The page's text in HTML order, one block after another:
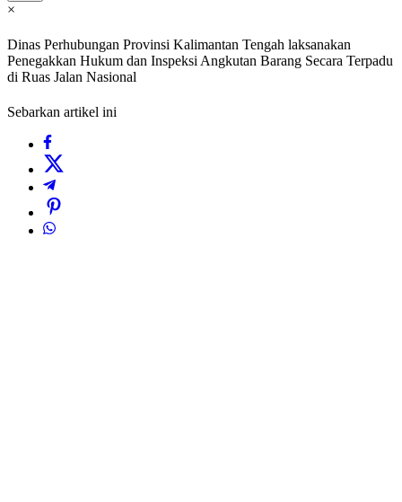
×
Dinas Perhubungan Provinsi Kalimantan Tengah laksanakan
Penegakkan Hukum dan Inspeksi Angkutan Barang Secara Terpadu
di Ruas Jalan Nasional
Sebarkan artikel ini